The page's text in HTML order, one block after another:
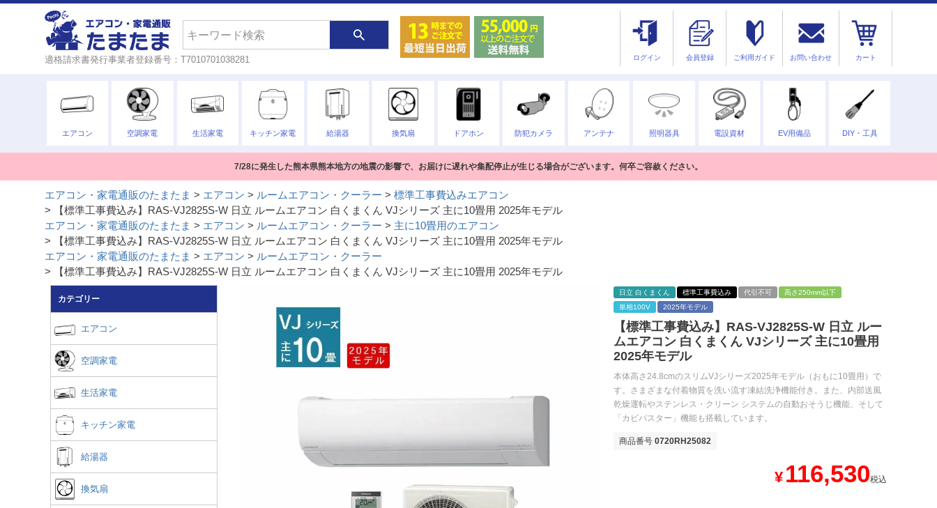
適格請求書発行事業者登録番号：T7010701038281 ログイン 会員登録 ご利用ガイド お問い合わせ カート
エアコン 空調家電 生活家電 キッチン家電 給湯器 換気扇 ドアホン 防犯カメラ アンテナ 照明器具 電設資材 EV用備品 DIY・工具
7/28に発生した熊本県熊本地方の地震の影響で、お届けに遅れや集配停止が生じる場合がございます。何卒ご容赦ください。
エアコン・家電通販のたまたま エアコン ルームエアコン・クーラー
標準工事費込みエアコン
【標準工事費込み】RAS-VJ2825S-W 日立 ルームエアコン 白くまくん VJシリーズ 主に10畳用 2025年モデル
エアコン・家電通販のたまたま
エアコン ルームエアコン・クーラー
主に10畳用のエアコン
【標準工事費込み】RAS-VJ2825S-W 日立 ルームエアコン 白くまくん VJシリーズ 主に10畳用 2025年モデル
エアコン・家電通販のたまたま
エアコン
ルームエアコン・クーラー
【標準工事費込み】RAS-VJ2825S-W 日立 ルームエアコン 白くまくん VJシリーズ 主に10畳用 2025年モデル
カテゴリー
エアコン
空調家電
生活家電
キッチン家電
給湯器
換気扇
日立 白くまくん 標準工事費込み 代引不可
高さ250mm以下
単相100V
2025年モデル
【標準工事費込み】RAS-VJ2825S-W 日立 ルー
ムエアコン 白くまくん VJシリーズ 主に10畳用
2025年モデル
本体高さ24.8cmのスリムVJシリーズ2025年モデル（おもに10畳用）で
す。さまざまな付着物質を洗い流す凍結洗浄機能付き。また、内部送風
乾燥運転やステンレス・クリーン システムの自動おそうじ機能、そして
「カビバスター」機能も搭載しています。
商品番号 0720RH25082
¥ 116,530税込